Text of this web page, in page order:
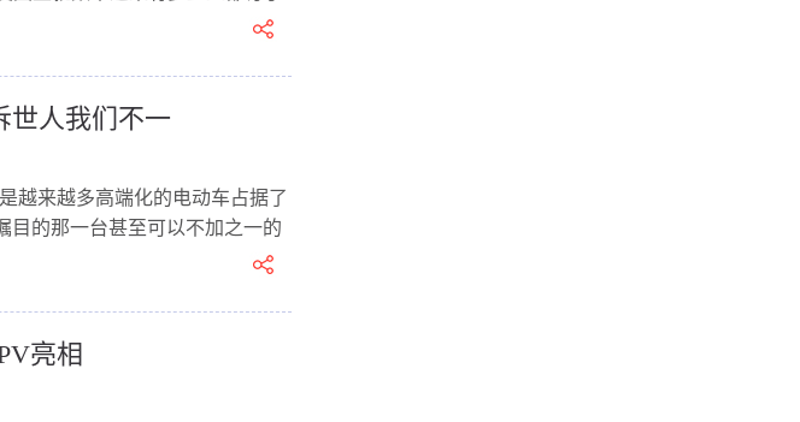
世人我们不一
越来越多高端化的电动车占据了
目的那一台甚至可以不加之一的
亮相